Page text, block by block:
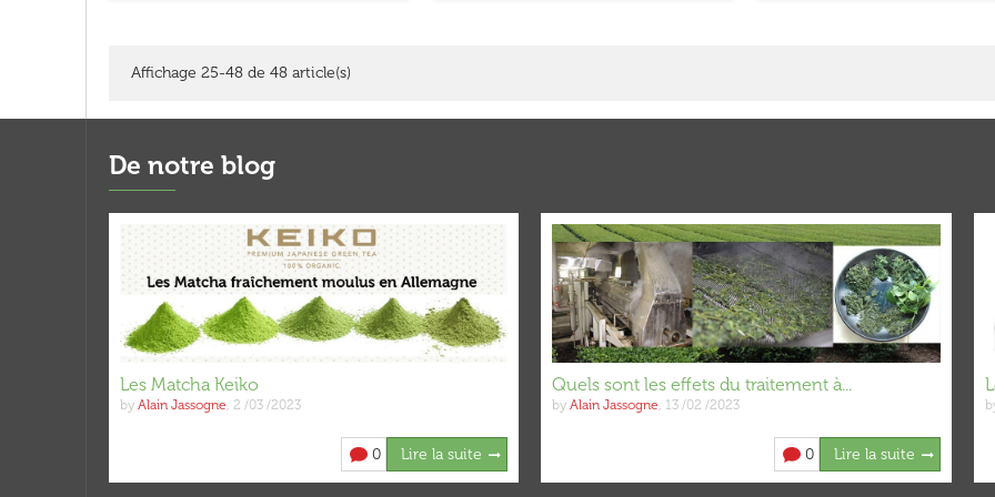
Affichage 25-48 de 48 article(s)
De notre blog
Les Matcha Keiko
by Alain Jassogne 2 /03 /2023
0 Lire la suite
Quels sont les effets du traitement à...
by Alain Jassogne 13 /02 /2023
0 Lire la suite